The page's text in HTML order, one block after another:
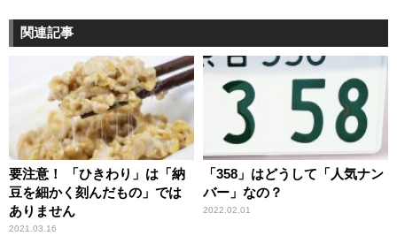
関連記事
要注意！ 「ひきわり」は「納
豆を細かく刻んだもの」では
ありません
2021.03.16
「358」はどうして「人気ナン
バー」なの？
2022.02.01